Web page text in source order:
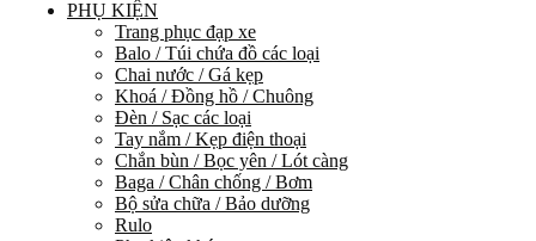
PHỤ KIỆN
Trang phục đạp xe
Balo / Túi chứa đồ các loại
Chai nước / Gá kẹp
Khoá / Đồng hồ / Chuông
Đèn / Sạc các loại
Tay nắm / Kẹp điện thoại
Chắn bùn / Bọc yên / Lót càng
Baga / Chân chống / Bơm
Bộ sửa chữa / Bảo dưỡng
Rulo